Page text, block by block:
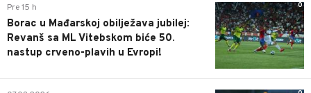
0
Pre 15 h
Borac u Mađarskoj obilježava jubilej:
Revanš sa ML Vitebskom biće 50.
nastup crveno-plavih u Evropi!